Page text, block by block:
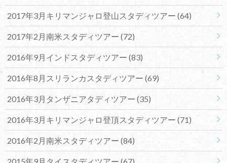
2017年3月キリマンジャロ登山スタディツアー (64)
2017年2月南米スタディツアー (72)
2016年9月インドスタディツアー (83)
2016年8月スリランカスタディツアー (69)
2016年3月タンザニアタディツアー (35)
2016年3月キリマンジャロ登頂スタディツアー (71)
2016年2月南米スタディツアー (84)